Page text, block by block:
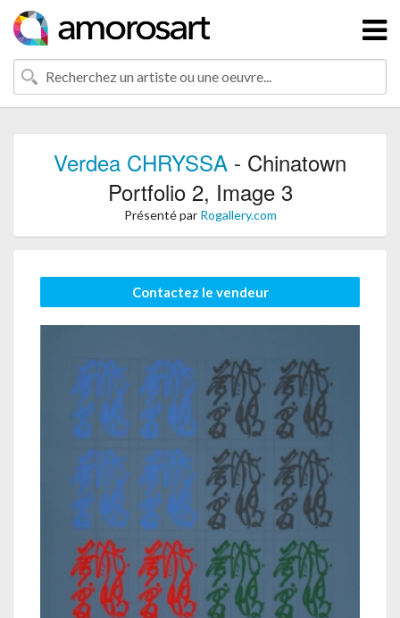
Verdea CHRYSSA - Chinatown
Portfolio 2, Image 3
Présenté par Rogallery.com
Contactez le vendeur